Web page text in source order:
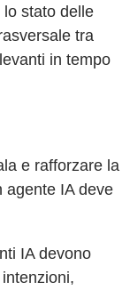
stato delle
tra
in tempo
e rafforzare la
agente IA deve
IA devono